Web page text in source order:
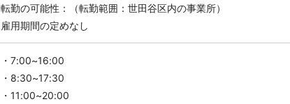
転勤の可能性：（転勤範囲：世田谷区内の事業所）
雇用期間の定めなし
・7:00~16:00
・8:30~17:30
・11:00~20:00